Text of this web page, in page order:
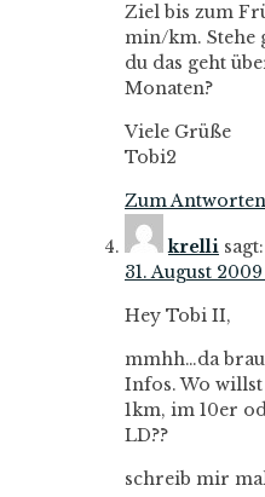
Ziel bis zum
min/km. Stehe
du das geht
Monaten?
Viele Grüße
Tobi2
Zum
krelli sagt:
31. August
Hey Tobi II,
mmhh…da
Infos. Wo willst
1km, im 10er
LD??
schreib mir